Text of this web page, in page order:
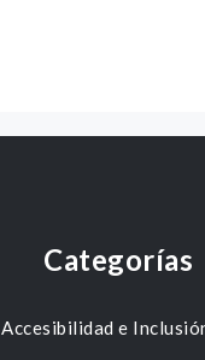
Categorías
Accesibilidad e